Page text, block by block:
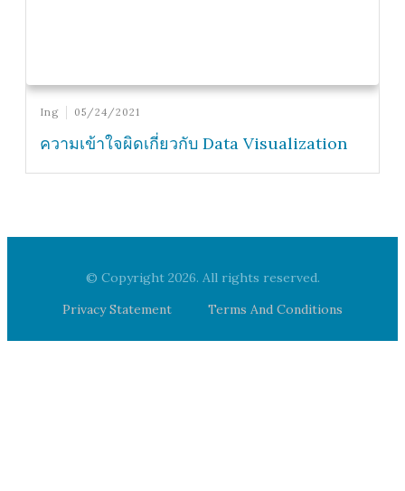
Ing 05/24/2021
ความเข้าใจผิดเกี่ยวกับ Data Visualization
© Copyright 2026. All rights reserved.
Privacy Statement
Terms And Conditions